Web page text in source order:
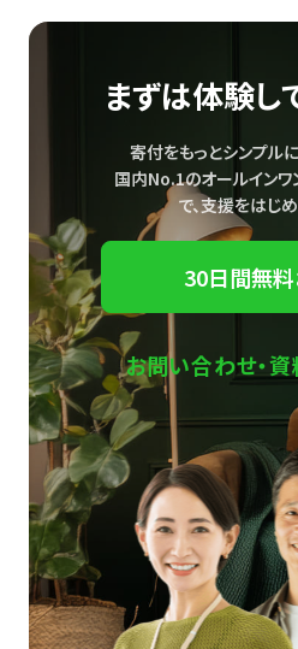
まずは体験し
寄付をもっとシンプルに
国内No.1のオールイン
で、支援をはじめ
30日間無
お問い合わせ・